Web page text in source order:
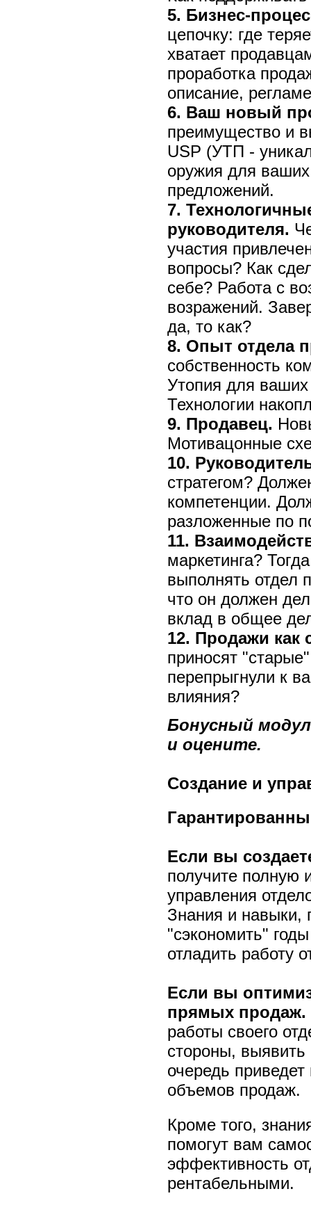
5. Бизнес-
цепочку: где
хватает
проработка
описание,
6. Ваш новый
преимущество и
USP (УТП -
оружия для
предложений.
7.
руководителя.
участия
вопросы? Как
себе? Работа с
возражений.
да, то как?
8. Опыт отдела
собственность
Утопия для ваших
Технологии
9. Продавец.
Мотивацонные
10.
стратегом?
компетенции.
разложенные по
11.
маркетинга?
выполнять отдел
что он должен
вклад в общее
12. Продажи как
приносят
перепрыгнули к
влияния?
Бонусный
и оцените.
Создание и
Если вы
получите полную
управления
Знания и навыки,
"сэкономить"
отладить работу
Если вы
прямых продаж.
работы своего
стороны,
очередь
объемов продаж.
Кроме того,
помогут вам
эффективность
рентабельными.